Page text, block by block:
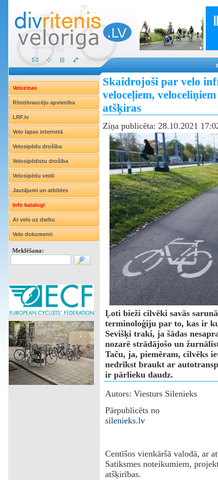
Veloziņas
Riteņbraucēju apvienība
LRF.lv
Velo lapas internetā
Velosipēdu drošība
Velosipēdistu drošība
Velosipēdu veidi
Jautājumi un atbildes
Info katalogi
Ar velo uz darbu
Velo dokumenti
Meklēšana:
Skaidrojoši par velo
veloceļiem,
atšķiras
Ziņa publicēta: 28.10.2021
Ļoti bieži cilvēki savās
terminoloģiju par to, kas ir
Sevišķi traki, ja šādas
nozarē strādājošo un
Taču, ja, piemēram, cilvēks
nedrīkst braukt ar
ir pārlieku daudz.
Autors: Viesturs Silenieks
Pārpublicēts no
silenieks.lv
Centīšos vienkāršā valodā, ar
Satiksmes noteikumiem,
atšķirības.